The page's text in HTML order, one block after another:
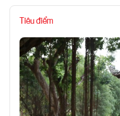
Tiêu điểm